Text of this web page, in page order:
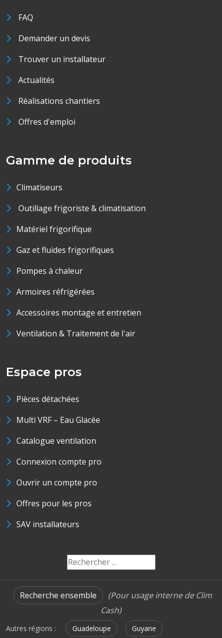
FAQ
Demander un devis
Trouver un installateur
Actualités
Réalisations chantiers
Offres d'emploi
Gamme de produits
Climatiseurs
Outillage frigoriste & climatisation
Matériel frigorifique
Gaz et fluides frigorifiques
Pompes à chaleur
Armoires réfrigérées
Accessoires montage et entretien
Ventilation & Traitement de l'air
Espace pros
Pièces détachées
Multi VRF – Eau Glacée
Catalogue ventilation
Connexion compte pro
Ouvrir un compte pro
Offres pour les pros
SAV installateurs
Recherche ensemble
(Pour usage interne de Clim
Cash)
Autres régions : Guadeloupe Guyane